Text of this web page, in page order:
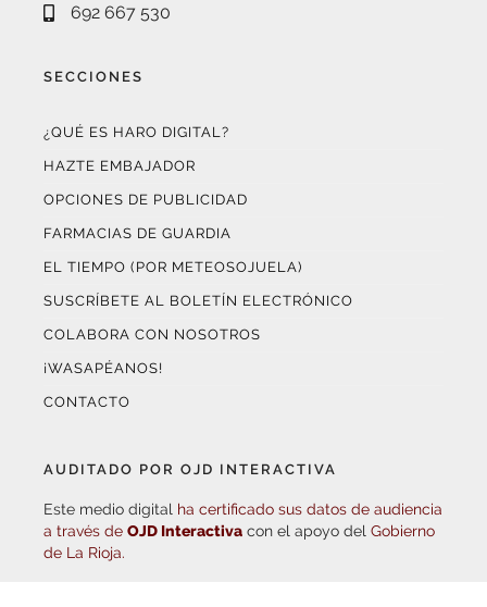
692 667 530
SECCIONES
¿QUÉ ES HARO DIGITAL?
HAZTE EMBAJADOR
OPCIONES DE PUBLICIDAD
FARMACIAS DE GUARDIA
EL TIEMPO (POR METEOSOJUELA)
SUSCRÍBETE AL BOLETÍN ELECTRÓNICO
COLABORA CON NOSOTROS
¡WASAPÉANOS!
CONTACTO
AUDITADO POR OJD INTERACTIVA
Este medio digital ha certificado sus datos de audiencia
a través de OJD Interactiva con el apoyo del Gobierno
de La Rioja.